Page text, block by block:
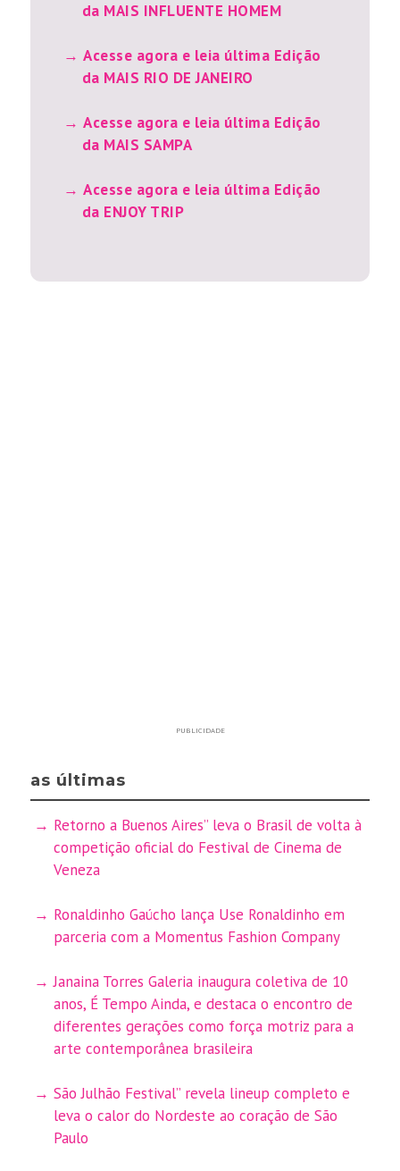
da MAIS INFLUENTE HOMEM
Acesse agora e leia última Edição
da MAIS RIO DE JANEIRO
Acesse agora e leia última Edição
da MAIS SAMPA
Acesse agora e leia última Edição
da ENJOY TRIP
PUBLICIDADE
as últimas
Retorno a Buenos Aires” leva o Brasil de volta à
competição oficial do Festival de Cinema de
Veneza
Ronaldinho Gaúcho lança Use Ronaldinho em
parceria com a Momentus Fashion Company
Janaina Torres Galeria inaugura coletiva de 10
anos, É Tempo Ainda, e destaca o encontro de
diferentes gerações como força motriz para a
arte contemporânea brasileira
São Julhão Festival” revela lineup completo e
leva o calor do Nordeste ao coração de São
Paulo